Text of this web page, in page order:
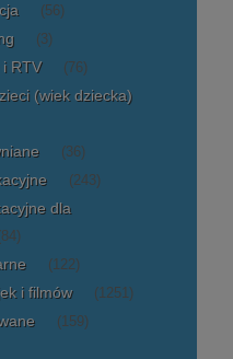
(56)
(3)
i RTV (76)
(wiek dziecka)
(36)
(243)
dla
(122)
i filmów (1251)
(159)